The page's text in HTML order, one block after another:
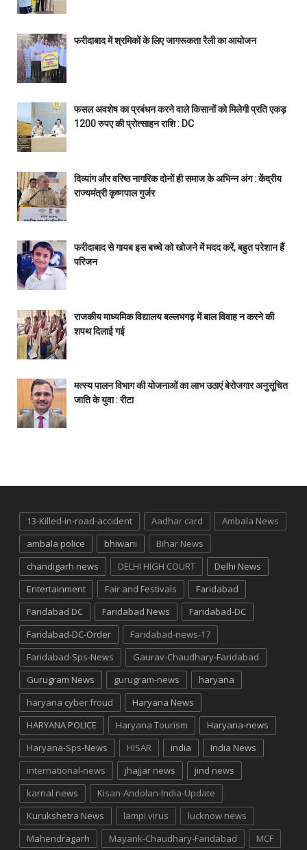
फरीदाबाद में श्रमिकों के लिए जागरूकता रैली का आयोजन
फसल अवशेष का प्रबंधन करने वाले किसानों को मिलेगी प्रति एकड़
1200 रुपए की प्रोत्साहन राशि : DC
दिव्यांग और वरिष्ठ नागरिक दोनों ही समाज के अभिन्न अंग : केंद्रीय
राज्यमंत्री कृष्णपाल गुर्जर
फरीदाबाद से गायब इस बच्चे को खोजने में मदद करें, बहुत परेशान हैं
परिजन
राजकीय माध्यमिक विद्यालय बल्लभगढ़ में बाल विवाह न करने की
शपथ दिलाई गई
मत्स्य पालन विभाग की योजनाओं का लाभ उठाएं बेरोजगार अनुसूचित
जाति के युवा : रीटा
13-Killed-in-road-accident Aadhar card
Ambala News
ambala police
bhiwani
Bihar News
chandigarh news
DELHI HIGH COURT
Delhi News
Entertainment
Fair and Festivals
Faridabad
Faridabad DC
Faridabad News
Faridabad-DC
Faridabad-DC-Order
Faridabad-news-17
Faridabad-Sps-News
Gaurav-Chaudhary-Faridabad
Gurugram News
gurugram-news
haryana
haryana cyber froud
Haryana News
HARYANA POLICE
Haryana Tourism
Haryana-news
Haryana-Sps-News
HISAR india
India News
international-news
jhajjar news
jind news
karnal news
Kisan-Andolan-India-Update
Kurukshetra News
lampi virus
lucknow news
Mahendragarh
Mayank-Chaudhary-Faridabad MCF